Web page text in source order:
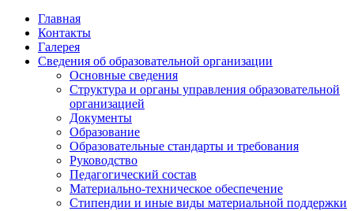
Главная
Контакты
Галерея
Сведения об образовательной организации
Основные сведения
Структура и органы управления образовательной
организацией
Документы
Образование
Образовательные стандарты и требования
Руководство
Педагогический состав
Материально-техническое обеспечение
Стипендии и иные виды материальной поддержки